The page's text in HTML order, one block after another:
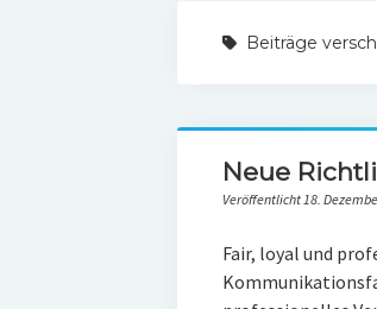
Beiträge
Neue
Veröffentlicht 18.
Fair, loyal und